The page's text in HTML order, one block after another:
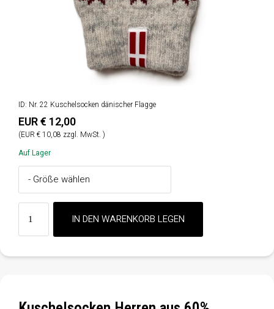
ID: Nr. 22 Kuschelsocken dänischer Flagge
EUR € 12,00
(EUR € 10,08 zzgl. MwSt. )
Auf Lager